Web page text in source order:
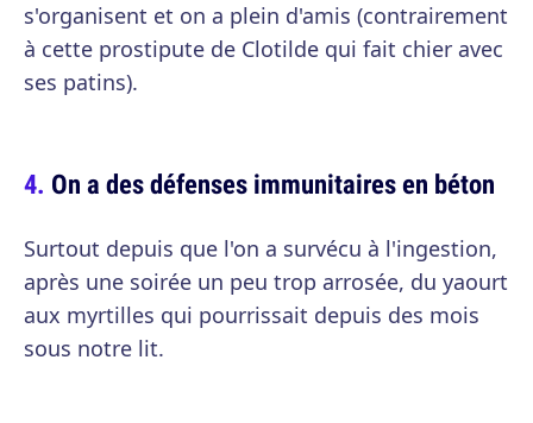
s'organisent et on a plein d'amis (contrairement
à cette prostipute de Clotilde qui fait chier avec
ses patins).
On a des défenses immunitaires en béton
Surtout depuis que l'on a survécu à l'ingestion,
après une soirée un peu trop arrosée, du yaourt
aux myrtilles qui pourrissait depuis des mois
sous notre lit.